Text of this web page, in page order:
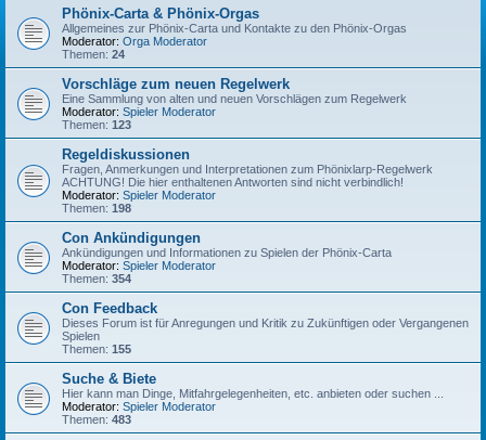
Phönix-Carta & Phönix-Orgas
Allgemeines zur Phönix-Carta und Kontakte zu den Phönix-Orgas
Moderator: Orga Moderator
Themen: 24
Vorschläge zum neuen Regelwerk
Eine Sammlung von alten und neuen Vorschlägen zum Regelwerk
Moderator: Spieler Moderator
Themen: 123
Regeldiskussionen
Fragen, Anmerkungen und Interpretationen zum Phönixlarp-Regelwerk
ACHTUNG! Die hier enthaltenen Antworten sind nicht verbindlich!
Moderator: Spieler Moderator
Themen: 198
Con Ankündigungen
Ankündigungen und Informationen zu Spielen der Phönix-Carta
Moderator: Spieler Moderator
Themen: 354
Con Feedback
Dieses Forum ist für Anregungen und Kritik zu Zukünftigen oder Vergangenen
Spielen
Themen: 155
Suche & Biete
Hier kann man Dinge, Mitfahrgelegenheiten, etc. anbieten oder suchen ...
Moderator: Spieler Moderator
Themen: 483